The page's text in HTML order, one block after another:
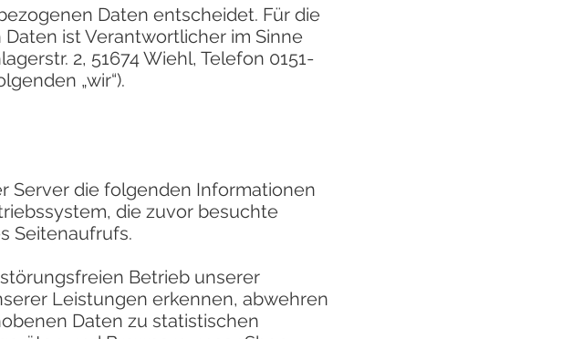
Daten entscheidet. Für die
ist Verantwortlicher im Sinne
2, 51674 Wiehl, Telefon 0151-
„wir“).
Server die folgenden Informationen
die zuvor besuchte
Seitenaufrufs.
Betrieb unserer
Leistungen erkennen, abwehren
Daten zu statistischen